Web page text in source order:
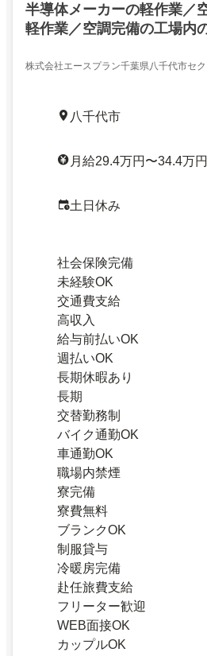
半導体メーカーの軽作業／
軽作業／空調完備の工場内
認作業／高収入・高月給／
株式会社エースプラン千葉県八千代市セ
八千代市
月給29.4万円〜34.4万円
土日休み
社会保険完備
未経験OK
交通費支給
高収入
給与前払いOK
週払いOK
長期休暇あり
長期
交替勤務制
バイク通勤OK
車通勤OK
職場内禁煙
寮完備
寮費無料
ブランクOK
制服貸与
冷暖房完備
赴任旅費支給
フリーター歓迎
WEB面接OK
カップルOK